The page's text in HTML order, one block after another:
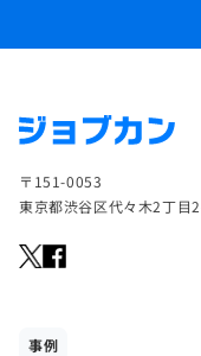
〒151-0053
東京都渋谷区代々木2丁目
事例